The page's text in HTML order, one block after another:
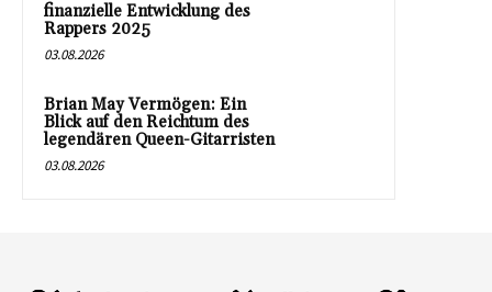
finanzielle Entwicklung des
Rappers 2025
03.08.2026
Brian May Vermögen: Ein
Blick auf den Reichtum des
legendären Queen-Gitarristen
03.08.2026